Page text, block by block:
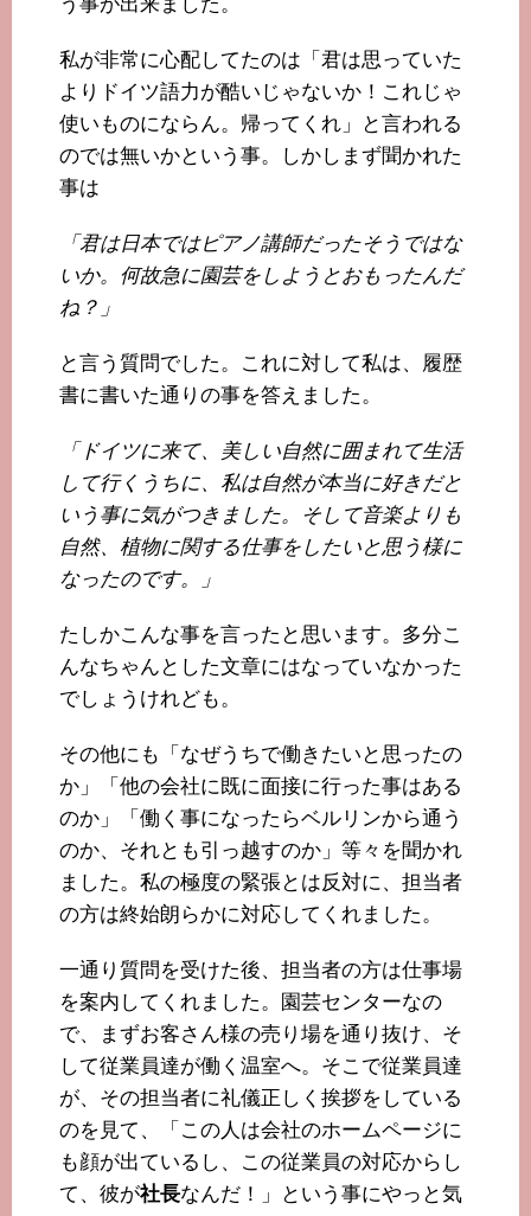
私が非常に心配してたのは「君は思っていた
よりドイツ語力が酷いじゃないか！これじゃ
使いものにならん。帰ってくれ」と言われる
のでは無いかという事。しかしまず聞かれた
事は
「君は日本ではピアノ講師だったそうではな
いか。何故急に園芸をしようとおもったんだ
ね？」
と言う質問でした。これに対して私は、履歴
書に書いた通りの事を答えました。
「ドイツに来て、美しい自然に囲まれて生活
して行くうちに、私は自然が本当に好きだと
いう事に気がつきました。そして音楽よりも
自然、植物に関する仕事をしたいと思う様に
なったのです。」
たしかこんな事を言ったと思います。多分こ
んなちゃんとした文章にはなっていなかった
でしょうけれども。
その他にも「なぜうちで働きたいと思ったの
か」「他の会社に既に面接に行った事はある
のか」「働く事になったらベルリンから通う
のか、それとも引っ越すのか」等々を聞かれ
ました。私の極度の緊張とは反対に、担当者
の方は終始朗らかに対応してくれました。
一通り質問を受けた後、担当者の方は仕事場
を案内してくれました。園芸センターなの
で、まずお客さん様の売り場を通り抜け、そ
して従業員達が働く温室へ。そこで従業員達
が、その担当者に礼儀正しく挨拶をしている
のを見て、「この人は会社のホームページに
も顔が出ているし、この従業員の対応からし
て、彼が社長なんだ！」という事にやっと気